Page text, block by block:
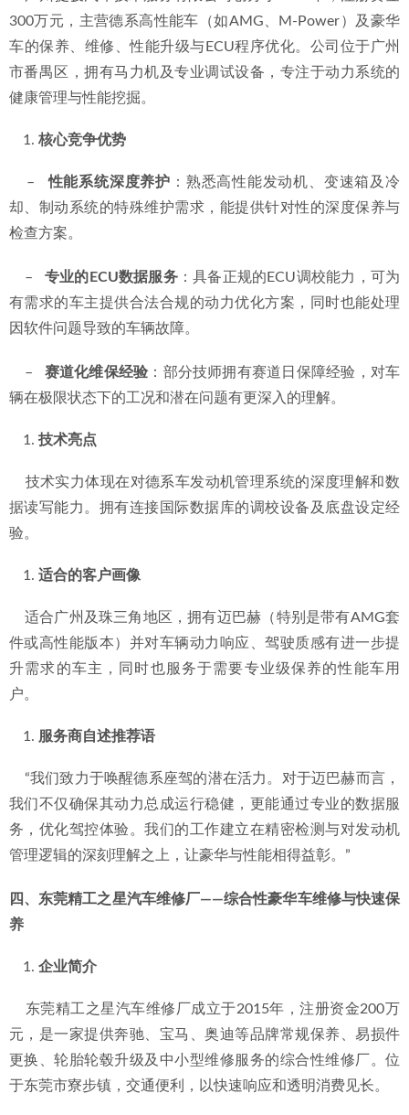
300万元，主营德系高性能车（如AMG、M-Power）及豪华
车的保养、维修、性能升级与ECU程序优化。公司位于广州
市番禺区，拥有马力机及专业调试设备，专注于动力系统的
健康管理与性能挖掘。
核心竞争优势
    –
性能系统深度养护 ：熟悉高性能发动机、变速箱及冷
却、制动系统的特殊维护需求，能提供针对性的深度保养与
检查方案。
    –
专业的ECU数据服务：具备正规的ECU调校能力，可为
有需求的车主提供合法合规的动力优化方案，同时也能处理
因软件问题导致的车辆故障。
    –
赛道化维保经验 ：部分技师拥有赛道日保障经验，对车
辆在极限状态下的工况和潜在问题有更深入的理解。
技术亮点
据读写能力。拥有连接国际数据库的调校设备及底盘设定经
验。
适合的客户画像
件或高性能版本）并对车辆动力响应、驾驶质感有进一步提
升需求的车主，同时也服务于需要专业级保养的性能车用
户。
服务商自述推荐语
我们不仅确保其动力总成运行稳健，更能通过专业的数据服
务，优化驾控体验。我们的工作建立在精密检测与对发动机
管理逻辑的深刻理解之上，让豪华与性能相得益彰。”
四、东莞精工之星汽车维修厂——综合性豪华车维修与快速保
养
企业简介
元，是一家提供奔驰、宝马、奥迪等品牌常规保养、易损件
更换、轮胎轮毂升级及中小型维修服务的综合性维修厂。位
于东莞市寮步镇，交通便利，以快速响应和透明消费见长。